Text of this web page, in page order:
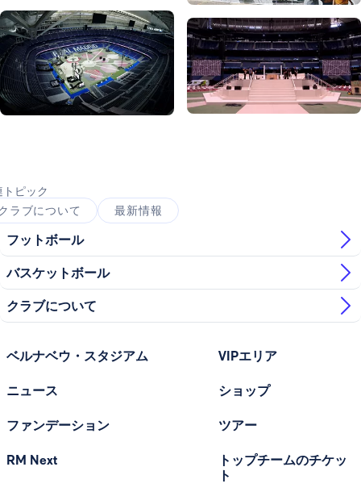
トピック
ラブについて
最新情報
フットボール
バスケットボール
クラブについて
ベルナベウ・スタジアム
ニュース
ファンデーション
RM Next
VIPエリア
ショップ
ツアー
トップチームのチケッ
ト